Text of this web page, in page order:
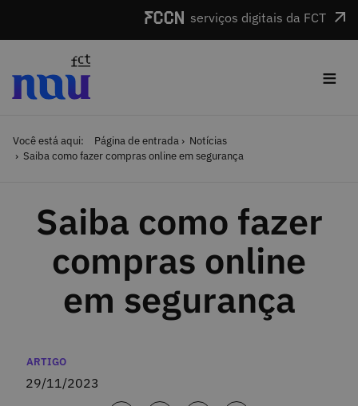
serviços digitais da FCT
≡
Você está aqui: Página de entrada
Notícias
Saiba como fazer compras online em segurança
Saiba como fazer
compras online
em segurança
Categorias
ARTIGO
29/11/2023